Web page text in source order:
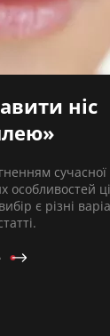
ніс
особливостей
є різні